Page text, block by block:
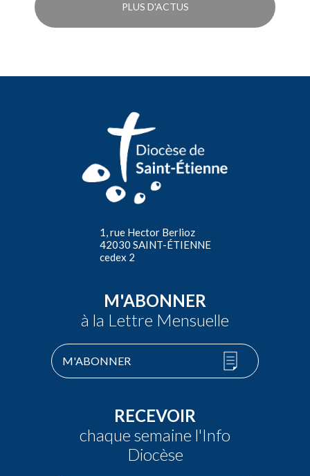
PLUS D'ACTUS
1, rue Hector Berlioz
42030 SAINT-ÉTIENNE
cedex 2
M'ABONNER
à la Lettre Mensuelle
M'ABONNER
RECEVOIR
chaque semaine l'Info
Diocèse